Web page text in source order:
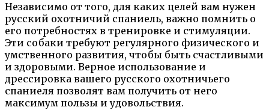
Независимо от того, для каких целей вам нужен
русский охотничий спаниель, важно помнить о
его потребностях в тренировке и стимуляции.
Эти собаки требуют регулярного физического и
умственного развития, чтобы быть счастливыми
и здоровыми. Верное использование и
дрессировка вашего русского охотничьего
спаниеля позволят вам получить от него
максимум пользы и удовольствия.